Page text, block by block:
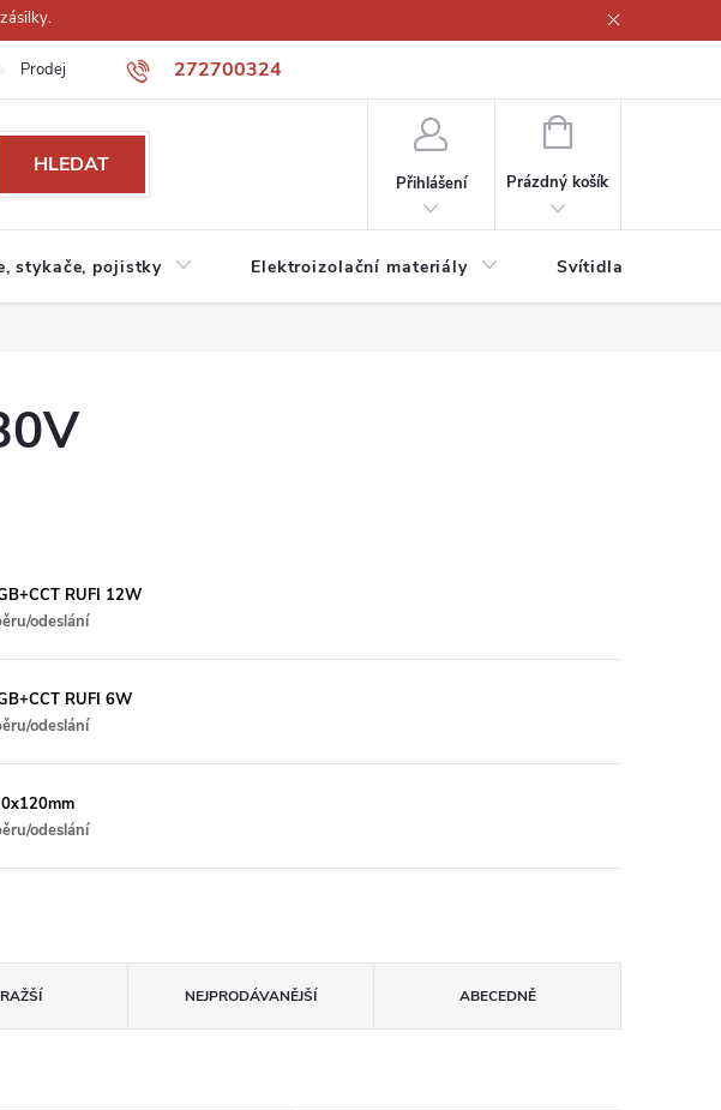
272700324
Prodejna Obchodní podmínky
HLEDAT
Přihlášení
NÁKUPNÍ
Prázdný košík
stykače, pojistky Elektroizolační materiály Svítidla a zdroje
RUFI 12W
odeslání
RUFI 6W
odeslání
odeslání
NEJPRODÁVANĚJŠÍ ABECEDNĚ